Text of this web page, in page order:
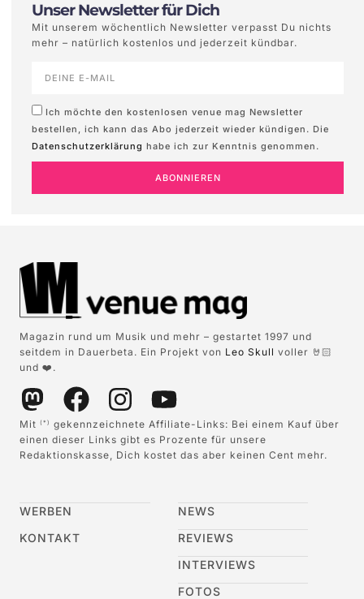
Unser Newsletter für Dich
Mit unserem wöchentlich Newsletter verpasst Du nichts
mehr – natürlich kostenlos und jederzeit kündbar.
Ich möchte den kostenlosen venue mag Newsletter
bestellen, ich kann das Abo jederzeit wieder kündigen. Die
Datenschutzerklärung habe ich zur Kenntnis genommen.
ABONNIEREN
Magazin rund um Musik und mehr – gestartet 1997 und
seitdem in Dauerbeta. Ein Projekt von Leo Skull voller 🤘🏻
und ❤️.
Mit (*)
gekennzeichnete Affiliate-Links: Bei einem Kauf über
einen dieser Links gibt es Prozente für unsere
Redaktionskasse, Dich kostet das aber keinen Cent mehr.
WERBEN
KONTAKT
NEWS
REVIEWS
INTERVIEWS
FOTOS